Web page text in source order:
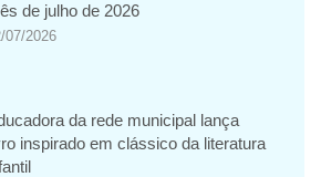
de julho de 2026
07/2026
da rede municipal lança
inspirado em clássico da literatura